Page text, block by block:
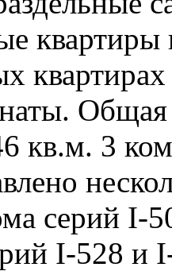
кв.м. 3
серий
I-528 и